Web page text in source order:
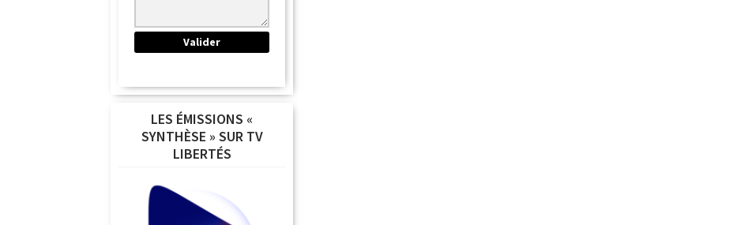
LES ÉMISSIONS «
SYNTHÈSE » SUR TV
LIBERTÉS